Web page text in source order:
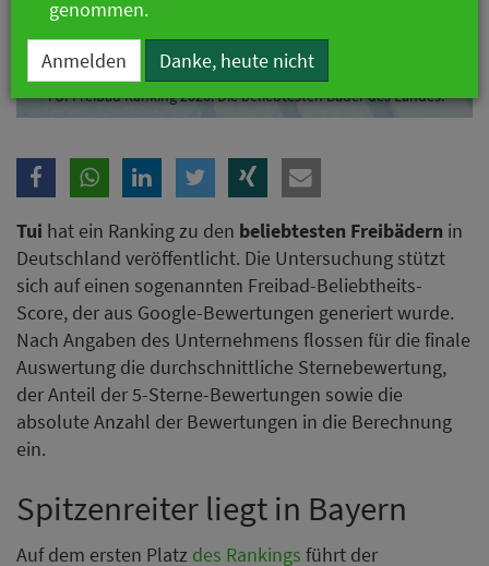
TUI Freibad Ranking 2026: Die beliebtesten Bäder des Landes.
Tui hat ein Ranking zu den beliebtesten Freibädern in
Deutschland veröffentlicht. Die Untersuchung stützt
sich auf einen sogenannten Freibad-Beliebtheits-
Score, der aus Google-Bewertungen generiert wurde.
Nach Angaben des Unternehmens flossen für die finale
Auswertung die durchschnittliche Sternebewertung,
der Anteil der 5-Sterne-Bewertungen sowie die
absolute Anzahl der Bewertungen in die Berechnung
ein.
Spitzenreiter liegt in Bayern
Auf dem ersten Platz des Rankings führt der
genommen.
Anmelden Danke, heute nicht